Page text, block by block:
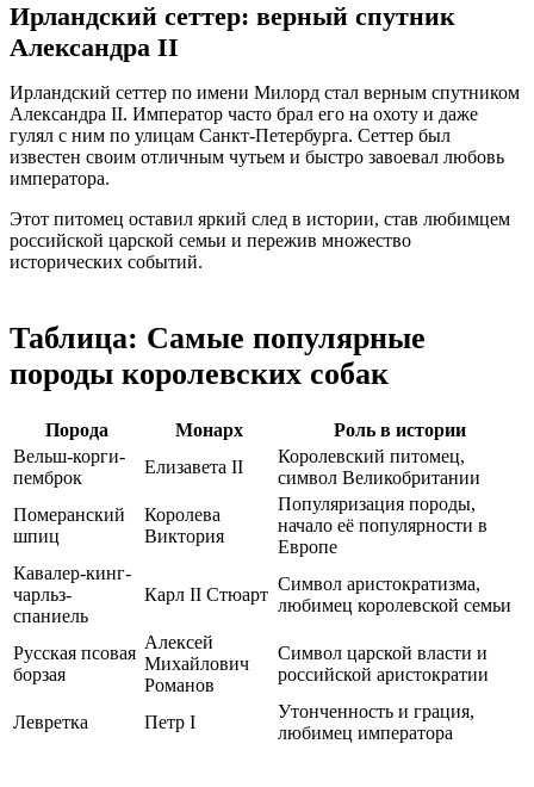
Ирландский сеттер: верный спутник
Александра II
Ирландский сеттер по имени Милорд стал верным спутником
Александра II. Император часто брал его на охоту и даже
гулял с ним по улицам Санкт-Петербурга. Сеттер был
известен своим отличным чутьем и быстро завоевал любовь
императора.
Этот питомец оставил яркий след в истории, став любимцем
российской царской семьи и пережив множество
исторических событий.
Таблица: Самые популярные
породы королевских собак
Порода Монарх
Роль в истории
Вельш-корги-
пемброк
Елизавета II
Королевский питомец,
символ Великобритании
Померанский
шпиц
Королева
Виктория
Популяризация породы,
начало её популярности в
Европе
Кавалер-кинг-
чарльз-
спаниель
Карл II Стюарт
Символ аристократизма,
любимец королевской семьи
Русская псовая
борзая
Алексей
Михайлович
Романов
Символ царской власти и
российской аристократии
Левретка Петр I
Утонченность и грация,
любимец императора